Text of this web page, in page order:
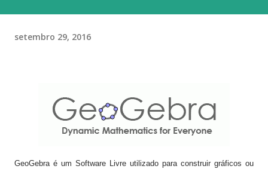
setembro 29, 2016
GeoGebra é um Software Livre utilizado para construir gráficos ou